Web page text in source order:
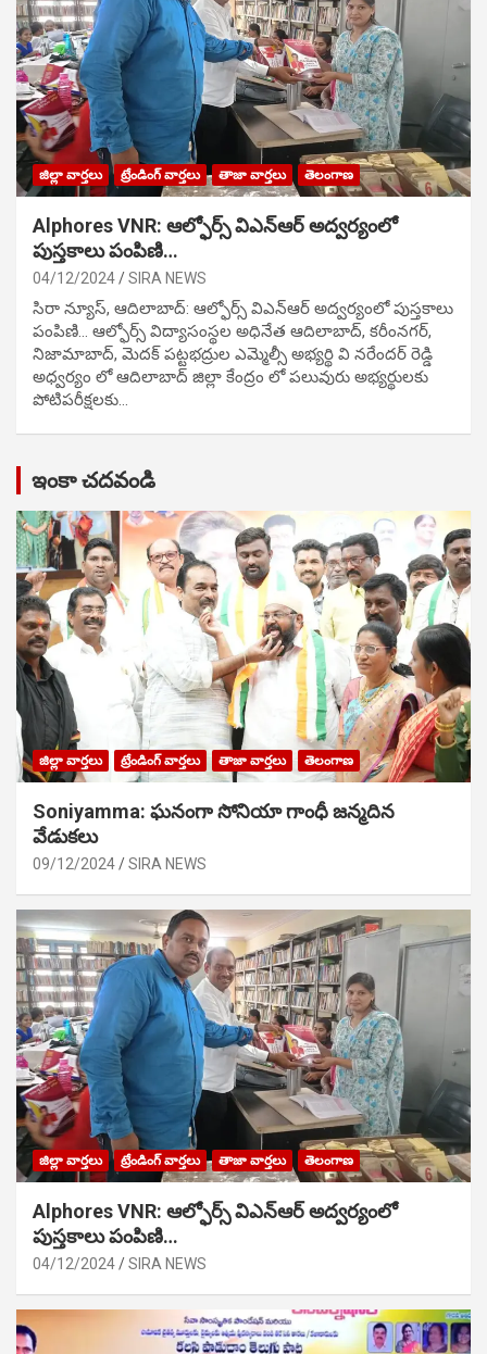
జిల్లా వార్తలు ట్రేండింగ్ వార్తలు తాజా వార్తలు తెలంగాణ
Alphores VNR: ఆల్ఫోర్స్ విఎన్ఆర్ అద్వర్యంలో
పుస్తకాలు పంపిణి…
04/12/2024 SIRA NEWS
సిరా న్యూస్, ఆదిలాబాద్: ఆల్ఫోర్స్ విఎన్ఆర్ అద్వర్యంలో పుస్తకాలు
పంపిణి… ఆల్ఫోర్స్ విద్యాసంస్థల అధినేత ఆదిలాబాద్, కరీంనగర్,
నిజామాబాద్, మెదక్ పట్టభద్రుల ఎమ్మెల్సీ అభ్యర్థి వి నరేందర్ రెడ్డి
అధ్వర్యం లో ఆదిలాబాద్ జిల్లా కేంద్రం లో పలువురు అభ్యర్థులకు
పోటిప‌రీక్ష‌ల‌కు…
ఇంకా చదవండి
జిల్లా వార్తలు ట్రేండింగ్ వార్తలు తాజా వార్తలు తెలంగాణ
Soniyamma: ఘ‌నంగా సోనియా గాంధీ జ‌న్మ‌దిన
వేడుక‌లు
09/12/2024 SIRA NEWS
జిల్లా వార్తలు ట్రేండింగ్ వార్తలు తాజా వార్తలు తెలంగాణ
Alphores VNR: ఆల్ఫోర్స్ విఎన్ఆర్ అద్వర్యంలో
పుస్తకాలు పంపిణి…
04/12/2024 SIRA NEWS